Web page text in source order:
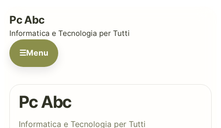
Pc Abc
Informatica e Tecnologia per Tutti
☰Menu
Pc Abc
Informatica e Tecnologia per Tutti